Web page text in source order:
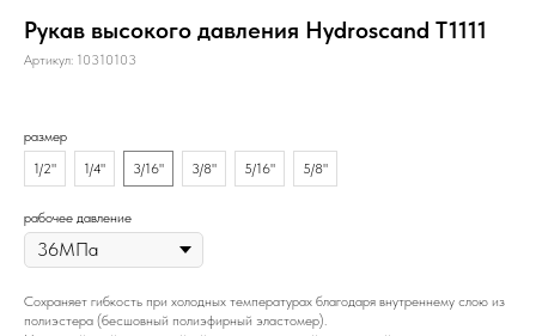
Рукав высокого давления Hydroscand T1111
Артикул: 10310103
размер
1/2"
1/4" 3/16" 3/8" 5/16" 5/8"
рабочее давление
Сохраняет гибкость при холодных температурах благодаря внутреннему слою из
полиэстера (бесшовный полиэфирный эластомер).